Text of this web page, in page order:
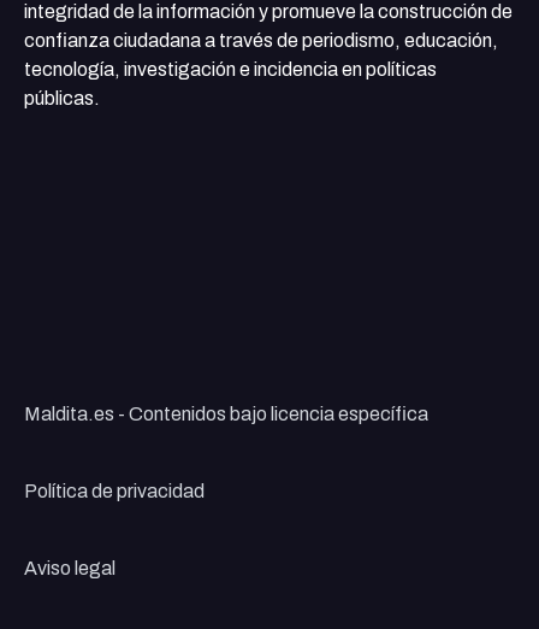
integridad de la información y promueve la construcción de
confianza ciudadana a través de periodismo, educación,
tecnología, investigación e incidencia en políticas
públicas.
Maldita.es - Contenidos bajo licencia específica
Política de privacidad
Aviso legal